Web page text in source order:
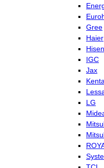
Gree
Haier
IGC
Jax
LG